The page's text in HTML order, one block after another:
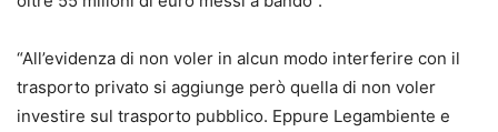
“All’evidenza di non voler in alcun modo interferire con il
trasporto privato si aggiunge però quella di non voler
investire sul trasporto pubblico. Eppure Legambiente e